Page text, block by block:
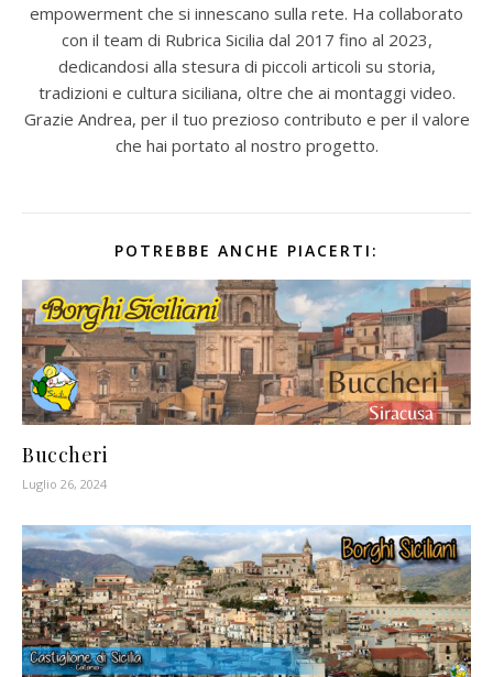
empowerment che si innescano sulla rete. Ha collaborato
con il team di Rubrica Sicilia dal 2017 fino al 2023,
dedicandosi alla stesura di piccoli articoli su storia,
tradizioni e cultura siciliana, oltre che ai montaggi video.
Grazie Andrea, per il tuo prezioso contributo e per il valore
che hai portato al nostro progetto.
POTREBBE ANCHE PIACERTI:
Buccheri
Luglio 26, 2024